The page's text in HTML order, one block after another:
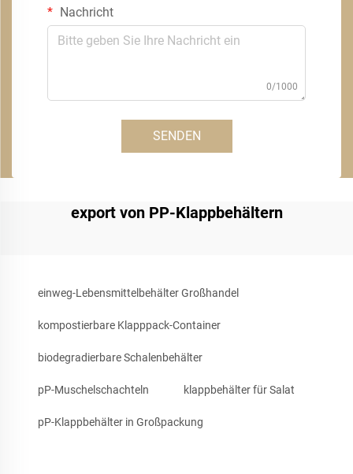
Nachricht
0/1000
SENDEN
export von PP-Klappbehältern
einweg-Lebensmittelbehälter Großhandel
kompostierbare Klapppack-Container
biodegradierbare Schalenbehälter
pP-Muschelschachteln klappbehälter für Salat
pP-Klappbehälter in Großpackung